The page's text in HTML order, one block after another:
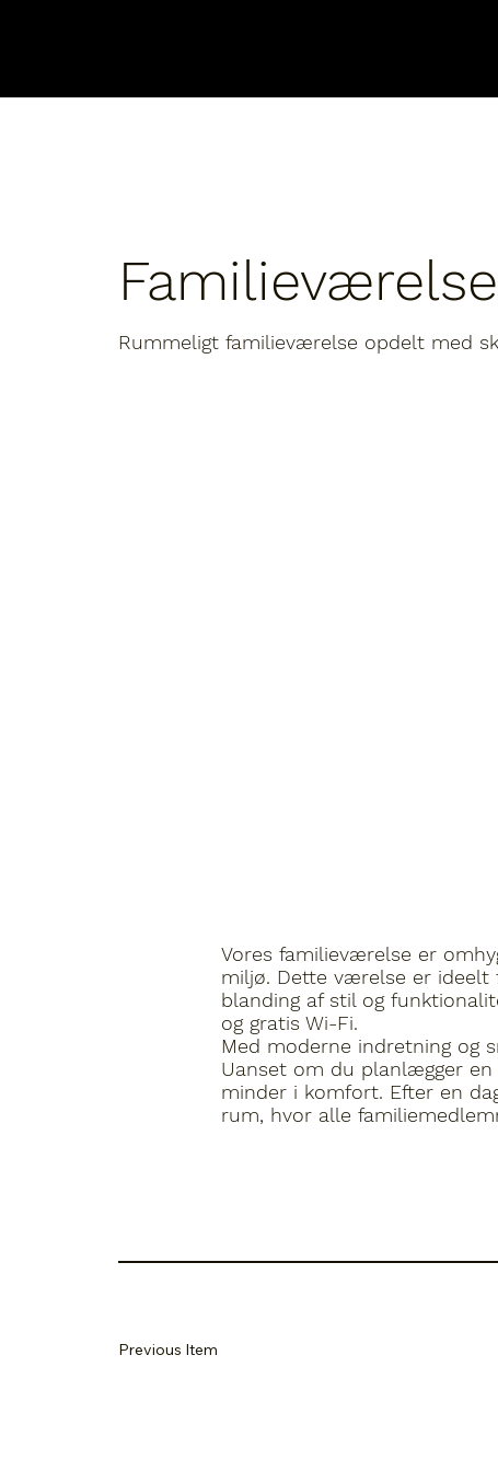
Familieværelse
Rummeligt familieværelse opdelt med
Vores familieværelse er
miljø. Dette værelse er ideelt
blanding af stil og
og gratis Wi-Fi.
Med moderne indretning og
Uanset om du planlægger
minder i komfort. Efter en
rum, hvor alle
Previous Item